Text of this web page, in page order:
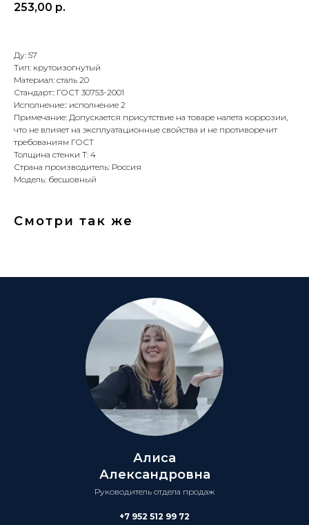
253,00 р.
Ду: 57
Тип: крутоизогнутый
Материал: сталь 20
Стандарт:: ГОСТ 30753-2001
Исполнение:: исполнение 2
Примечание: Допускается присутствие на товаре налета коррозии,
что не влияет на эксплуатационные свойства и не противоречит
требованиям ГОСТ
Толщина стенки Т: 4
Страна производитель: Россия
Модель: бесшовный
Смотри так же
Алиса
Александровна
Руководитель отдела продаж
+7 952 512 99 72